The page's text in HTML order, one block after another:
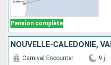
Pension complète
Carnival Encounter 9 j